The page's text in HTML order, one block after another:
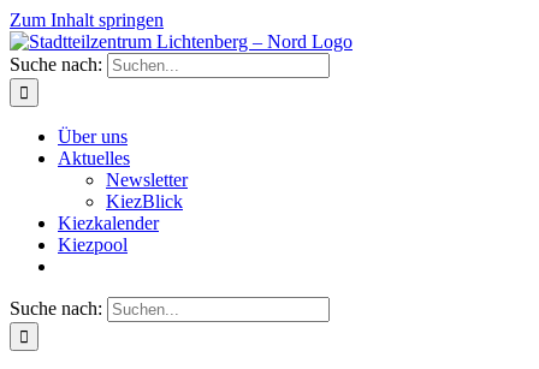
Zum Inhalt springen
Suche nach:
Über uns
Aktuelles
Newsletter
KiezBlick
Kiezkalender
Kiezpool
Suche nach: